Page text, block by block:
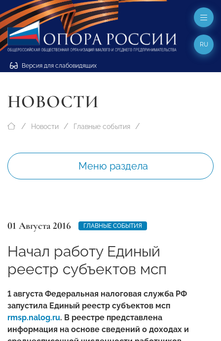
Версия для слабовидящих
RU
НОВОСТИ
Новости Главные события
Меню раздела
01 Августа 2016 ГЛАВНЫЕ СОБЫТИЯ
Начал работу Единый
реестр субъектов мсп
1 августа Федеральная налоговая служба РФ
запустила Единый реестр субъектов мсп
rmsp.nalog.ru. В реестре представлена
информация на основе сведений о доходах и